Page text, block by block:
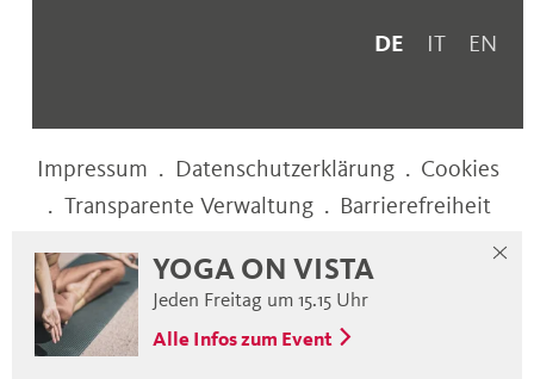
DE IT EN
Impressum . Datenschutzerklärung . Cookies
. Transparente Verwaltung . Barrierefreiheit
web performance by
YOGA ON VISTA
Jeden Freitag um 15.15 Uhr
Alle Infos zum Event